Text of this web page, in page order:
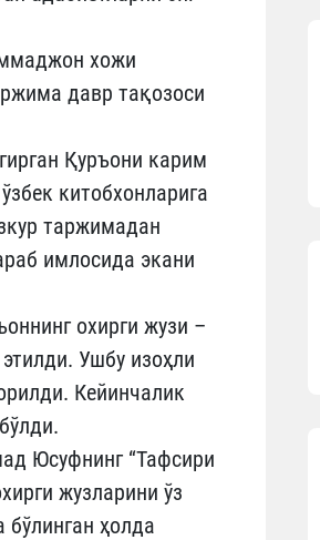
хожи
давр тақозоси
Қуръони карим
китобхонларига
таржимадан
имлосида экани
охирги жузи –
Ушбу изоҳли
Кейинчалик
Юсуфнинг “Тафсири
жузларини ўз
бўлинган ҳолда